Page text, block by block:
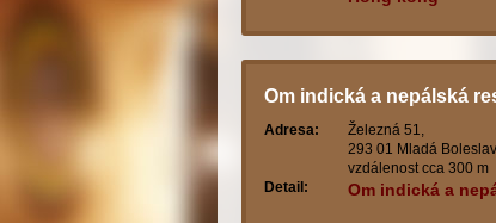
Om indická a nepálská
Adresa:
Železná 51,
293 01 Mladá Boleslav
vzdálenost cca 300 m
Detail:
Om indická a